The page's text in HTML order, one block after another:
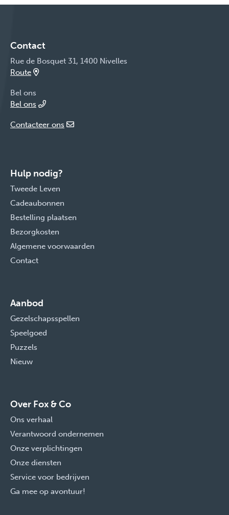
Contact
Rue de Bosquet 31, 1400 Nivelles
Route
Bel ons
Bel ons
Contacteer ons
Hulp nodig?
Tweede Leven
Cadeaubonnen
Bestelling plaatsen
Bezorgkosten
Algemene voorwaarden
Contact
Aanbod
Gezelschapsspellen
Speelgoed
Puzzels
Nieuw
Over Fox & Co
Ons verhaal
Verantwoord ondernemen
Onze verplichtingen
Onze diensten
Service voor bedrijven
Ga mee op avontuur!